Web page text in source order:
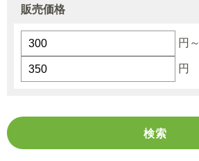
販売価格
円～
円